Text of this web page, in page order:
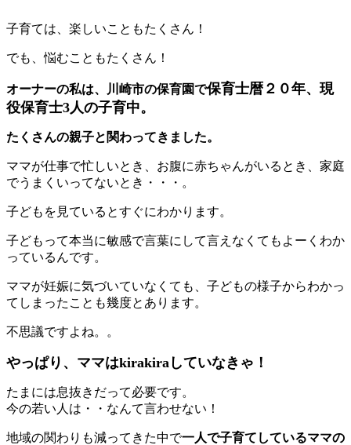
子育ては、楽しいこともたくさん！
でも、悩むこともたくさん！
オーナーの私は、川崎市の保育園で保育士暦２０年、現
役保育士3人の子育中。
たくさんの親子と関わってきました。
ママが仕事で忙しいとき、お腹に赤ちゃんがいるとき、家庭
でうまくいってないとき・・・。
子どもを見ているとすぐにわかります。
子どもって本当に敏感で言葉にして言えなくてもよーくわか
っているんです。
ママが妊娠に気づいていなくても、子どもの様子からわかっ
てしまったことも幾度とあります。
不思議ですよね。。
やっぱり、ママはkirakiraしていなきゃ！
たまには息抜きだって必要です。
今の若い人は・・なんて言わせない！
地域の関わりも減ってきた中で一人で子育てしているママの